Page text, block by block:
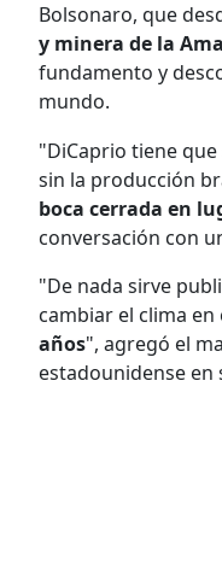
Bolsonaro, que
y minera de la
fundamento y
mundo.
"DiCaprio tiene
sin la producción
boca cerrada en
conversación con
"De nada sirve
cambiar el clima
años", agregó el
estadounidense en